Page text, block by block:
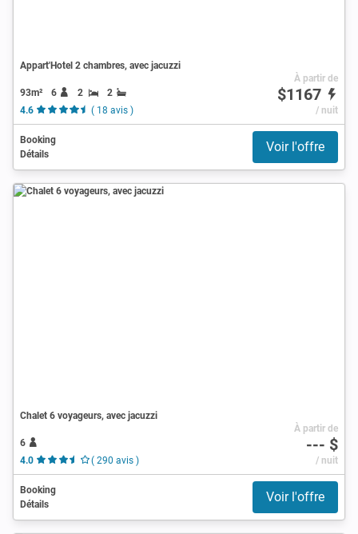
Appart'Hotel 2 chambres, avec jacuzzi
93m² 6 2
2
4.6
( 18 avis )
À partir de
$1167
/ nuit
Booking
Détails
Voir l'offre
Chalet 6 voyageurs, avec jacuzzi
6
4.0
( 290 avis )
À partir de
--- $
/ nuit
Booking
Détails
Voir l'offre